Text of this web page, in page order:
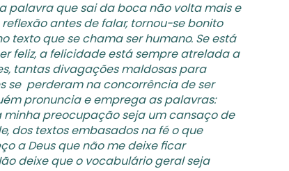
palavra que sai da boca não volta mais e
antes de falar, tornou-se bonito
texto que se chama ser humano. Se está
feliz, a felicidade está sempre atrelada a
tantas divagações maldosas para
se  perderam na concorrência de ser
pronuncia e emprega as palavras:
minha preocupação seja um cansaço de
dos textos embasados na fé o que
a Deus que não me deixe ficar
deixe que o vocabulário geral seja